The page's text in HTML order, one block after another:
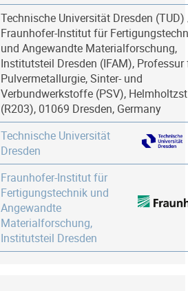
Technische Universität Dresden
Fraunhofer-Institut für
und Angewandte Materialforschung,
Institutsteil Dresden (IFAM), Professur
Pulvermetallurgie, Sinter- und
Verbundwerkstoffe (PSV),
(R203), 01069 Dresden, Germany
Technische Universität
Dresden
Fraunhofer-Institut für
Fertigungstechnik und
Angewandte
Materialforschung,
Institutsteil Dresden